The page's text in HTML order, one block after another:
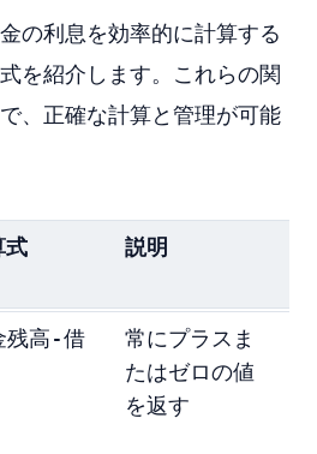
の利息を効率的に計算する
を紹介します。これらの関
、正確な計算と管理が可能
式 説明
残高-借
常にプラスま
たはゼロの値
を返す